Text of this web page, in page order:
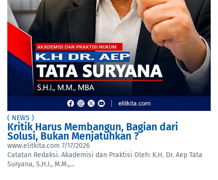
( NEWS )
Kritik Harus Membangun, Bagian dari
Solusi, Bukan Menjatuhkan ?
www.elitkita.com 7/17/2026
Catatan Redaksi. Akademisi dan Praktisi Oleh: K.H. Dr. Aep Tata
Suryana, S.H.I., M.M.,…